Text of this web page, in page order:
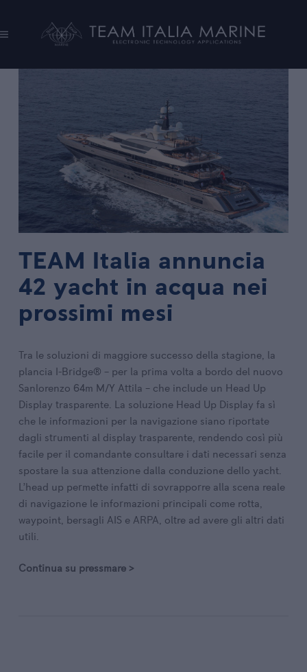
TEAM Italia annuncia
42 yacht in acqua nei
prossimi mesi
Tra le soluzioni di maggiore successo della stagione, la
plancia I-Bridge® – per la prima volta a bordo del nuovo
Sanlorenzo 64m M/Y Attila – che include un Head Up
Display trasparente. La soluzione Head Up Display fa sì
che le informazioni per la navigazione siano riportate
dagli strumenti al display trasparente, rendendo così più
facile per il comandante consultare i dati necessari senza
spostare la sua attenzione dalla conduzione dello yacht.
L’head up permette infatti di sovrapporre alla scena reale
di navigazione le informazioni principali come rotta,
waypoint, bersagli AIS e ARPA, oltre ad avere gli altri dati
utili.
Continua su pressmare >